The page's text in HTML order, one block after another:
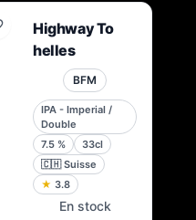
Highway To
helles
BFM
IPA - Imperial /
Double
7.5 %
33cl
🇨🇭 Suisse
★ 3.8
En stock